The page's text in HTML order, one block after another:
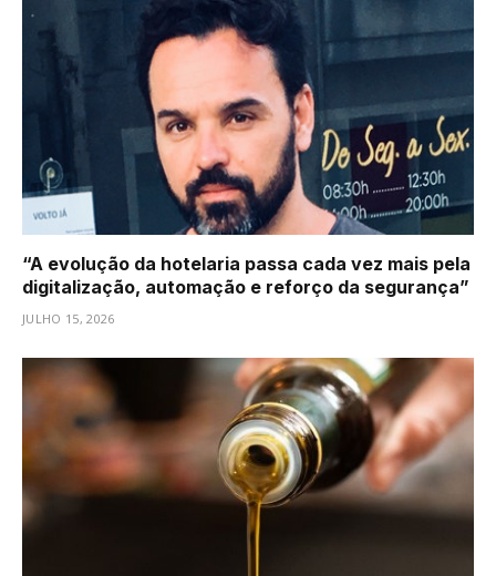
“A evolução da hotelaria passa cada vez mais pela
digitalização, automação e reforço da segurança”
JULHO 15, 2026